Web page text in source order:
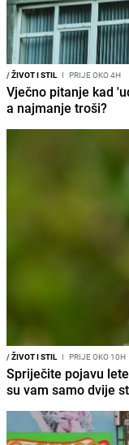
/ŽIVOT I STIL I PRIJE OKO 4H
Vječno pitanje kad
a najmanje troši?
/ŽIVOT I STIL I PRIJE OKO 10H
Spriječite pojavu
su vam samo dvije